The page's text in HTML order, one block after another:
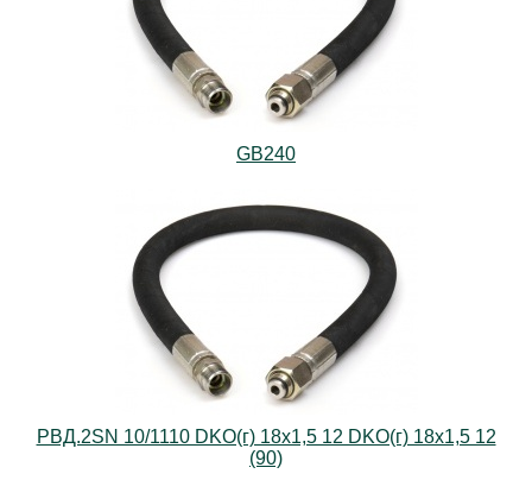
GB240
РВД.2SN 10/1110 DKO(г) 18х1,5 12 DKO(г) 18х1,5 12
(90)